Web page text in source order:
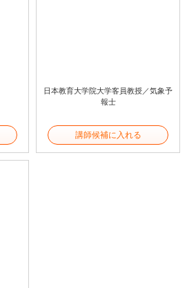
日本教育大学院大学客員教授／気象予
報士
講師候補に入れる